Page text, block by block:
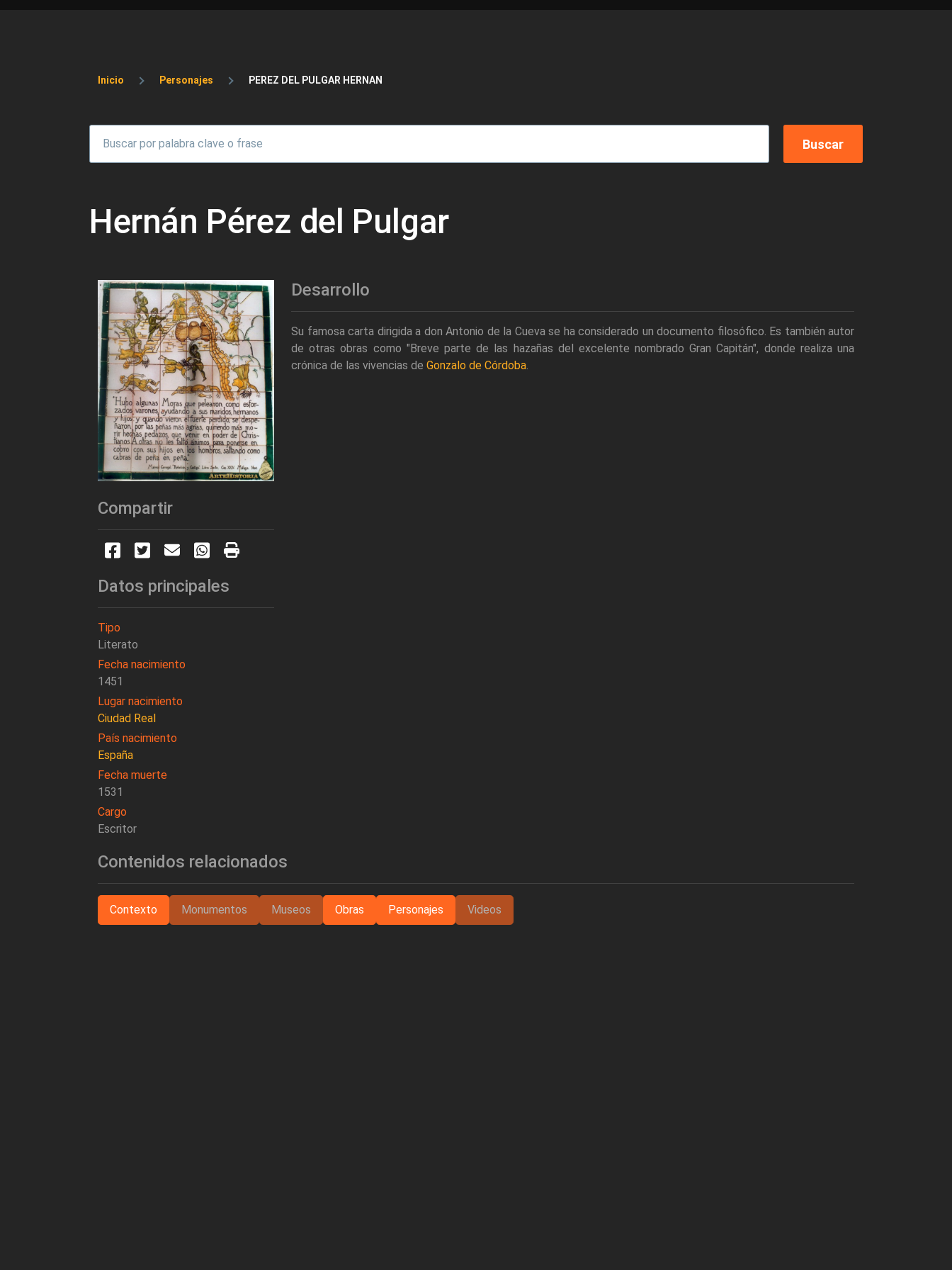
Sobrescribir enlaces de ayuda a la navegación
Inicio Personajes PEREZ DEL PULGAR HERNAN
Hernán Pérez del Pulgar
Compartir
Datos principales
Tipo
Literato
Fecha nacimiento
1451
Lugar nacimiento
Ciudad Real
País nacimiento
España
Fecha muerte
1531
Cargo
Escritor
Desarrollo
Su famosa carta dirigida a don Antonio de la Cueva se ha considerado un documento filosófico. Es también autor
de otras obras como "Breve parte de las hazañas del excelente nombrado Gran Capitán", donde realiza una
crónica de las vivencias de Gonzalo de Córdoba.
Contenidos relacionados
Contexto Monumentos Museos Obras Personajes Videos